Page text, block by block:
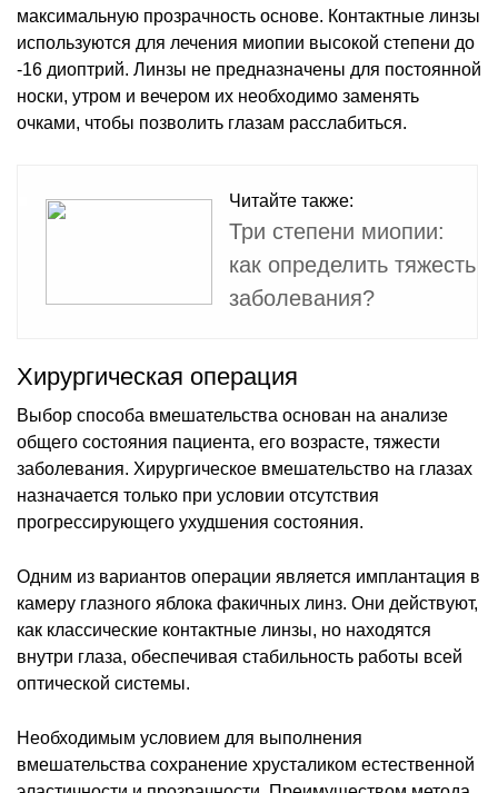
максимальную прозрачность основе. Контактные линзы
используются для лечения миопии высокой степени до
-16 диоптрий. Линзы не предназначены для постоянной
носки, утром и вечером их необходимо заменять
очками, чтобы позволить глазам расслабиться.
Читайте также:
Три степени миопии:
как определить тяжесть
заболевания?
Хирургическая операция
Выбор способа вмешательства основан на анализе
общего состояния пациента, его возрасте, тяжести
заболевания. Хирургическое вмешательство на глазах
назначается только при условии отсутствия
прогрессирующего ухудшения состояния.
Одним из вариантов операции является имплантация в
камеру глазного яблока факичных линз. Они действуют,
как классические контактные линзы, но находятся
внутри глаза, обеспечивая стабильность работы всей
оптической системы.
Необходимым условием для выполнения
вмешательства сохранение хрусталиком естественной